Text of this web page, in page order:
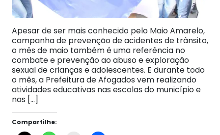
Apesar de ser mais conhecido pelo Maio Amarelo,
campanha de prevenção de acidentes de trânsito,
o mês de maio também é uma referência no
combate e prevenção ao abuso e exploração
sexual de crianças e adolescentes. E durante todo
o mês, a Prefeitura de Afogados vem realizando
atividades educativas nas escolas do município e
nas […]
Compartilhe: